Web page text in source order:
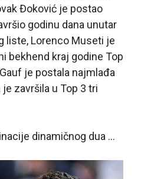
Đoković je postao
godinu dana unutar
liste, Lorenco Museti je
bekhend kraj godine Top
je postala najmlađa
završila u Top 3 tri
dinamičnog dua …